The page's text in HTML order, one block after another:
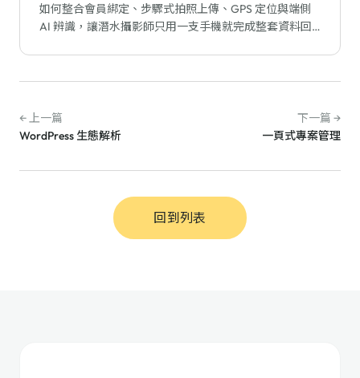
如何整合會員綁定、步驟式拍照上傳、GPS 定位與端側
AI 辨識，讓潛水攝影師只用一支手機就完成整套資料回
← 上一篇
WordPress 生態解析
下一篇 →
一頁式專案管理
回到列表